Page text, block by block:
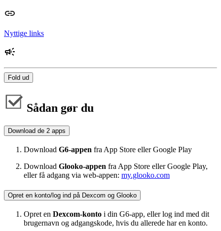
Nyttige links
Fold ud
Sådan gør du
Download de 2 apps
Download G6-appen fra App Store eller Google Play
Download Glooko-appen fra App Store eller Google Play,
eller få adgang via web-appen: my.glooko.com
Opret en konto/log ind på Dexcom og Glooko
Opret en Dexcom-konto i din G6-app, eller log ind med dit
brugernavn og adgangskode, hvis du allerede har en konto.